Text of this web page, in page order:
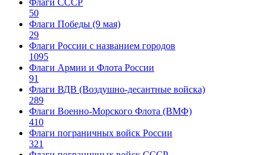
Флаги СССР
50
Флаги Победы (9 мая)
29
Флаги России с названием городов
1095
Флаги Армии и Флота России
91
Флаги ВДВ (Воздушно-десантные войска)
289
Флаги Военно-Морского Флота (ВМФ)
410
Флаги пограничных войск России
321